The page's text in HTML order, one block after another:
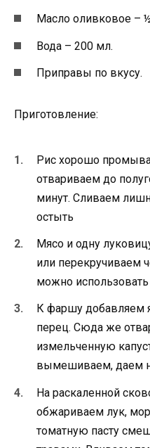
Масло оливковое – ½
Вода – 200 мл.
Приправы по вкусу.
Приготовление:
Рис хорошо
отвариваем до
минут. Сливаем
остыть
Мясо и одну
или перекручиваем
можно
К фаршу добавляем
перец. Сюда же
измельченную
вымешиваем, даем
На раскаленной
обжариваем лук,
томатную пасту